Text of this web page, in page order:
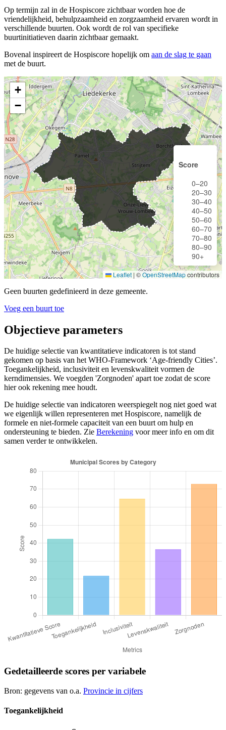
Op termijn zal in de Hospiscore zichtbaar worden hoe de
vriendelijkheid, behulpzaamheid en zorgzaamheid ervaren wordt in
verschillende buurten. Ook wordt de rol van specifieke
buurtinitiatieven daarin zichtbaar gemaakt.
Bovenal inspireert de Hospiscore hopelijk om aan de slag te gaan
met de buurt.
+
−
Score
0–20
20–30
30–40
40–50
50–60
60–70
70–80
80–90
90+
Leaflet | ©OpenStreetMapcontributors
Geen buurten gedefinieerd in deze gemeente.
Voeg een buurt toe
Objectieve parameters
De huidige selectie van kwantitatieve indicatoren is tot stand
gekomen op basis van het WHO-Framework ‘Age-friendly Cities’.
Toegankelijkheid, inclusiviteit en levenskwaliteit vormen de
kerndimensies. We voegden 'Zorgnoden' apart toe zodat de score
hier ook rekening mee houdt.
De huidige selectie van indicatoren weerspiegelt nog niet goed wat
we eigenlijk willen representeren met Hospiscore, namelijk de
formele en niet-formele capaciteit van een buurt om hulp en
ondersteuning te bieden. Zie Berekening voor meer info en om dit
samen verder te ontwikkelen.
Gedetailleerde scores per variabele
Bron: gegevens van o.a. Provincie in cijfers
Toegankelijkheid